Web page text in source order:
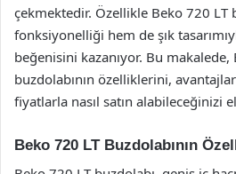
çekmektedir. Özellikle Beko 720 LT
fonksiyonelliği hem de şık
beğenisini kazanıyor. Bu makalede,
buzdolabının özelliklerini,
fiyatlarla nasıl satın alabileceğinizi
Beko 720 LT Buzdolabının